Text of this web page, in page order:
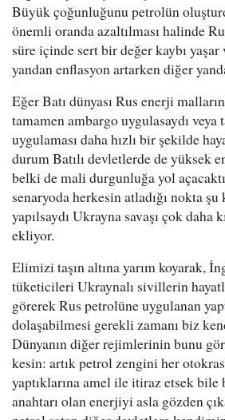
Büyük çoğunluğunu petrolün
önemli oranda azaltılması halinde
süre içinde sert bir değer kaybı
yandan enflasyon artarken diğer
Eğer Batı dünyası Rus enerji
tamamen ambargo uygulasaydı veya
uygulaması daha hızlı bir şekilde
durum Batılı devletlerde de yüksek
belki de mali durgunluğa yol
senaryoda herkesin atladığı nokta
yapılsaydı Ukrayna savaşı çok daha
ekliyor.
Elimizi taşın altına yarım koyarak,
tüketicileri Ukraynalı sivillerin
görerek Rus petrolüne uygulanan
dolaşabilmesi gerekli zamanı biz
Dünyanın diğer rejimlerinin bunu
kesin: artık petrol zengini her
yaptıklarına amel ile itiraz etsek bile
anahtarı olan enerjiyi asla gözden